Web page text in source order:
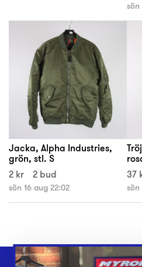
sön
Jacka, Alpha Industries,
grön, stl. S
2 kr
2 bud
sön 16 aug 22:02
37
sön